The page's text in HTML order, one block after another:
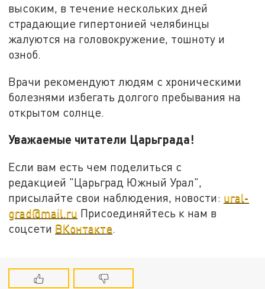
высоким, в течение нескольких дней
страдающие гипертонией челябинцы
жалуются на головокружение, тошноту и
озноб.
Врачи рекомендуют людям с хроническими
болезнями избегать долгого пребывания на
открытом солнце.
Уважаемые читатели Царьграда!
Если вам есть чем поделиться с
редакцией "Царьград Южный Урал",
присылайте свои наблюдения, новости: ural-
grad@mail.ru Присоединяйтесь к нам в
соцсети ВКонтакте.